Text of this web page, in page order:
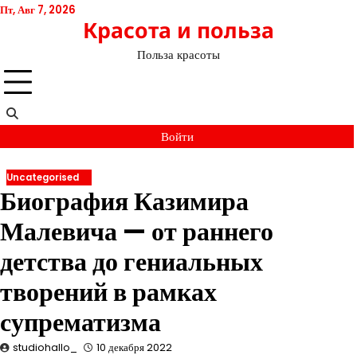
Перейти
Пт, Авг 7, 2026
Красота и польза
Польза красоты
Войти
Uncategorised
Биография Казимира
Малевича — от раннего
детства до гениальных
творений в рамках
супрематизма
studiohallo_ 10 декабря 2022